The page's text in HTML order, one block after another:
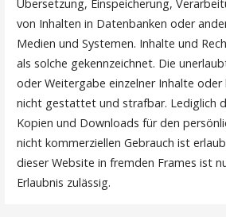
Übersetzung, Einspeicherung,
von Inhalten in Datenbanken oder
Medien und Systemen. Inhalte und
als solche gekennzeichnet. Die
oder Weitergabe einzelner Inhalte
nicht gestattet und strafbar. Lediglich
Kopien und Downloads für den
nicht kommerziellen Gebrauch ist
dieser Website in fremden Frames ist
Erlaubnis zulässig.